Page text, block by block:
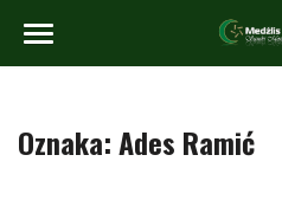
Oznaka:Ades Ramić